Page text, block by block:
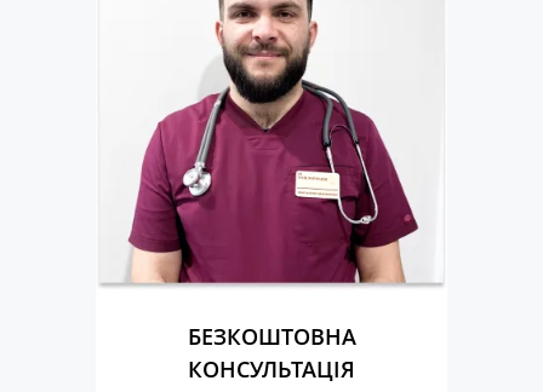
БЕЗКОШТОВНА
КОНСУЛЬТАЦІЯ